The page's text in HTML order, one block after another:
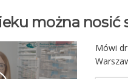
można nosić
Mówi